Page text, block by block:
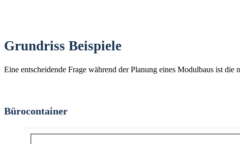
Grundriss Beispiele
Eine entscheidende Frage während der Planung eines Modulbaus ist
Bürocontainer